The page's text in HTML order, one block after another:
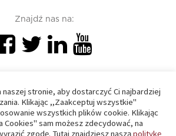
Znajdź nas na:
2020 © All right reserved
naszej stronie, aby dostarczyć Ci najbardziej
Klikając ,,Zaakceptuj wszystkie"
wszystkich plików cookie. Klikając
Cookies" sam możesz zdecydować, na
zgodę. Tutaj znajdziesz nasząpolitykę